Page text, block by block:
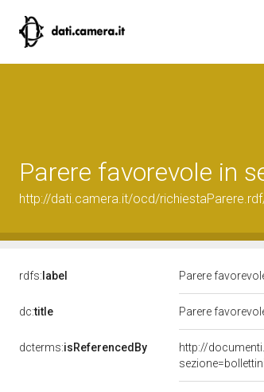
Parere favorevole in
http://dati.camera.it/ocd/
rdfs: label Parere
dc:title Parere
dcterms:isReferencedBy
http://